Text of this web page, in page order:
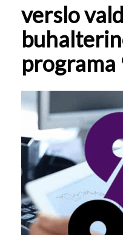
verslo
programa